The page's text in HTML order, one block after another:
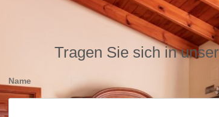
Tragen Sie sich in
Name